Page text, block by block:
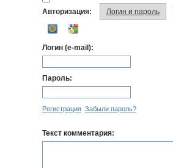
Авторизация: Логин и пароль
Логин (e-mail):
Пароль:
Регистрация Забыли пароль?
Текст комментария: